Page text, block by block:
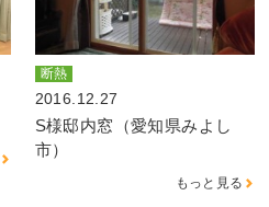
断熱
2016.12.27
S様邸内窓（愛知県みよし
市）
もっと見る